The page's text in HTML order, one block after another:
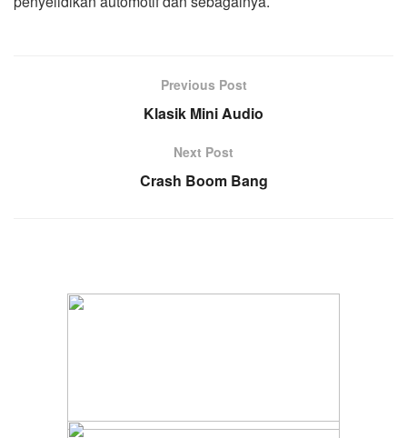
Previous Post
Klasik Mini Audio
Next Post
Crash Boom Bang